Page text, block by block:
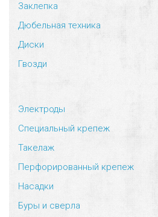
Заклепка
Дюбельная техника
Диски
Гвозди
Электроды
Специальный крепеж
Такелаж
Перфорированный крепеж
Насадки
Буры и сверла